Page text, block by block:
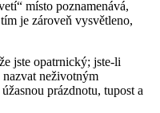
místo poznamenává,
je zároveň vysvětleno,
jste opatrnický; jste-li
neživotným
prázdnotu, tupost a